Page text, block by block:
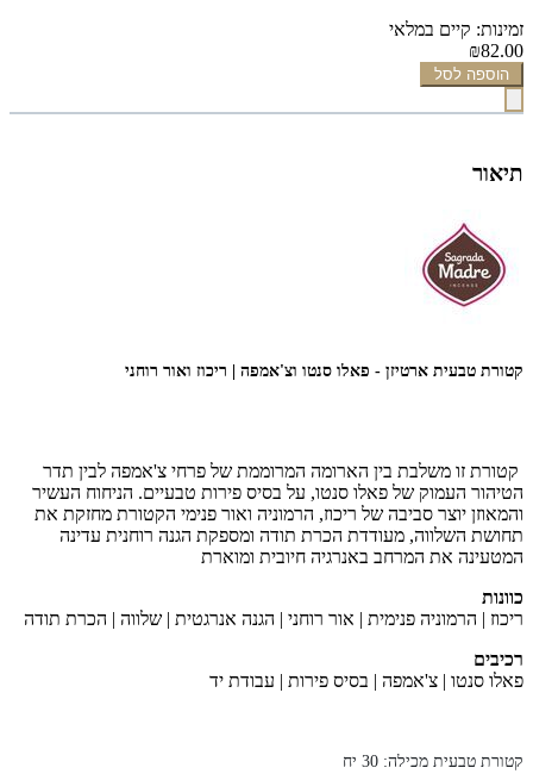
זמינות: קיים במלאי
₪82.00
הוספה לסל
תיאור
קטורת טבעית ארטיזן - פאלו סנטו וצ'אמפה | ריכוז ואור רוחני
קטורת זו משלבת בין הארומה המרוממת של פרחי צ'אמפה לבין תדר
הטיהור העמוק של פאלו סנטו, על בסיס פירות טבעיים. הניחוח העשיר
והמאוזן יוצר סביבה של ריכוז, הרמוניה ואור פנימי הקטורת מחזקת את
תחושת השלווה, מעודדת הכרת תודה ומספקת הגנה רוחנית עדינה
המטעינה את המרחב באנרגיה חיובית ומוארת
כוונות
ריכוז | הרמוניה פנימית | אור רוחני | הגנה אנרגטית | שלווה | הכרת תודה
רכיבים
פאלו סנטו | צ'אמפה | בסיס פירות | עבודת יד
קטורת טבעית מכילה: 30 יח